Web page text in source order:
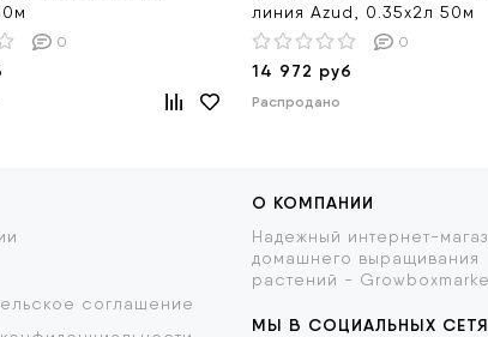
0
линия Azud, 0.35х2л 50м
0
14 972 руб
Распродано
соглашение
О КОМПАНИИ
Надежный интернет-
домашнего выращивания
растений -
МЫ В СОЦИАЛЬНЫХ